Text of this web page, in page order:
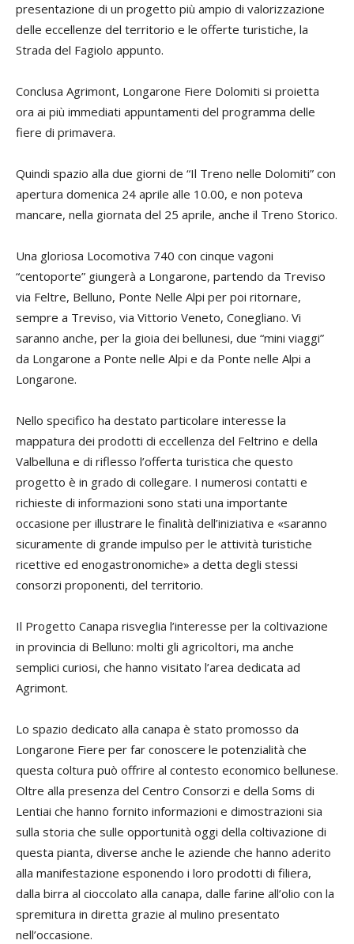
presentazione di un progetto più ampio di valorizzazione
delle eccellenze del territorio e le offerte turistiche, la
Strada del Fagiolo appunto.
Conclusa Agrimont, Longarone Fiere Dolomiti si proietta
ora ai più immediati appuntamenti del programma delle
fiere di primavera.
Quindi spazio alla due giorni de “Il Treno nelle Dolomiti” con
apertura domenica 24 aprile alle 10.00, e non poteva
mancare, nella giornata del 25 aprile, anche il Treno Storico.
Una gloriosa Locomotiva 740 con cinque vagoni
“centoporte” giungerà a Longarone, partendo da Treviso
via Feltre, Belluno, Ponte Nelle Alpi per poi ritornare,
sempre a Treviso, via Vittorio Veneto, Conegliano. Vi
saranno anche, per la gioia dei bellunesi, due “mini viaggi”
da Longarone a Ponte nelle Alpi e da Ponte nelle Alpi a
Longarone.
Nello specifico ha destato particolare interesse la
mappatura dei prodotti di eccellenza del Feltrino e della
Valbelluna e di riflesso l’offerta turistica che questo
progetto è in grado di collegare. I numerosi contatti e
richieste di informazioni sono stati una importante
occasione per illustrare le finalità dell’iniziativa e «saranno
sicuramente di grande impulso per le attività turistiche
ricettive ed enogastronomiche» a detta degli stessi
consorzi proponenti, del territorio.
Il Progetto Canapa risveglia l’interesse per la coltivazione
in provincia di Belluno: molti gli agricoltori, ma anche
semplici curiosi, che hanno visitato l’area dedicata ad
Agrimont.
Lo spazio dedicato alla canapa è stato promosso da
Longarone Fiere per far conoscere le potenzialità che
questa coltura può offrire al contesto economico bellunese.
Oltre alla presenza del Centro Consorzi e della Soms di
Lentiai che hanno fornito informazioni e dimostrazioni sia
sulla storia che sulle opportunità oggi della coltivazione di
questa pianta, diverse anche le aziende che hanno aderito
alla manifestazione esponendo i loro prodotti di filiera,
dalla birra al cioccolato alla canapa, dalle farine all’olio con la
spremitura in diretta grazie al mulino presentato
nell’occasione.